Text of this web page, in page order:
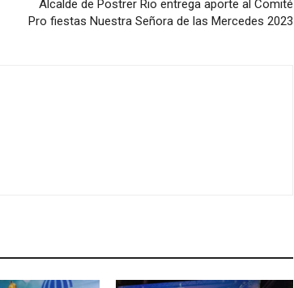
Alcalde de Postrer Rio entrega aporte al Comité
Pro fiestas Nuestra Señora de las Mercedes 2023